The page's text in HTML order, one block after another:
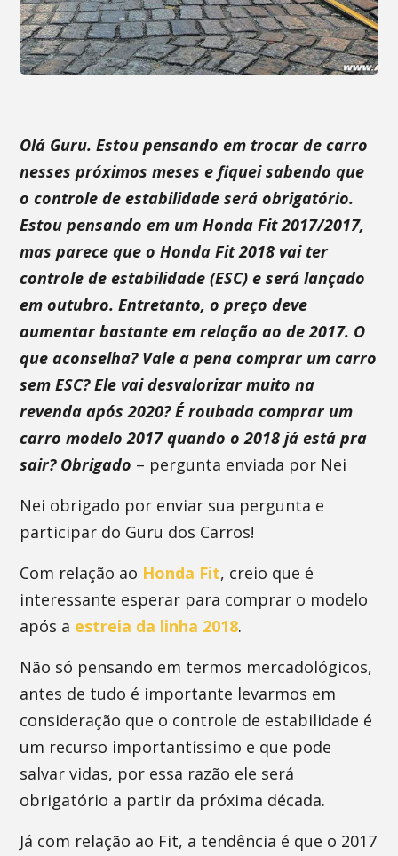
Olá Guru. Estou pensando em trocar de carro
nesses próximos meses e fiquei sabendo que
o controle de estabilidade será obrigatório.
Estou pensando em um Honda Fit 2017/2017,
mas parece que o Honda Fit 2018 vai ter
controle de estabilidade (ESC) e será lançado
em outubro. Entretanto, o preço deve
aumentar bastante em relação ao de 2017. O
que aconselha? Vale a pena comprar um carro
sem ESC? Ele vai desvalorizar muito na
revenda após 2020? É roubada comprar um
carro modelo 2017 quando o 2018 já está pra
sair? Obrigado – pergunta enviada por Nei
Nei obrigado por enviar sua pergunta e
participar do Guru dos Carros!
Com relação ao Honda Fit, creio que é
interessante esperar para comprar o modelo
após a estreia da linha 2018.
Não só pensando em termos mercadológicos,
antes de tudo é importante levarmos em
consideração que o controle de estabilidade é
um recurso importantíssimo e que pode
salvar vidas, por essa razão ele será
obrigatório a partir da próxima década.
Já com relação ao Fit, a tendência é que o 2017